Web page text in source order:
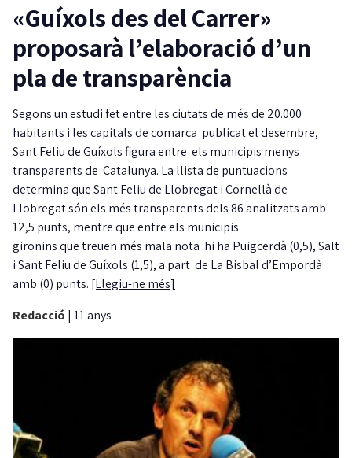
«Guíxols des del Carrer»
proposarà l’elaboració d’un
pla de transparència
Segons un estudi fet entre les ciutats de més de 20.000
habitants i les capitals de comarca publicat el desembre,
Sant Feliu de Guíxols figura entre els municipis menys
transparents de Catalunya. La llista de puntuacions
determina que Sant Feliu de Llobregat i Cornellà de
Llobregat són els més transparents dels 86 analitzats amb
12,5 punts, mentre que entre els municipis
gironins que treuen més mala nota hi ha Puigcerdà (0,5), Salt
i Sant Feliu de Guíxols (1,5), a part de La Bisbal d’Empordà
amb (0) punts. [Llegiu-ne més]
Redacció | 11 anys